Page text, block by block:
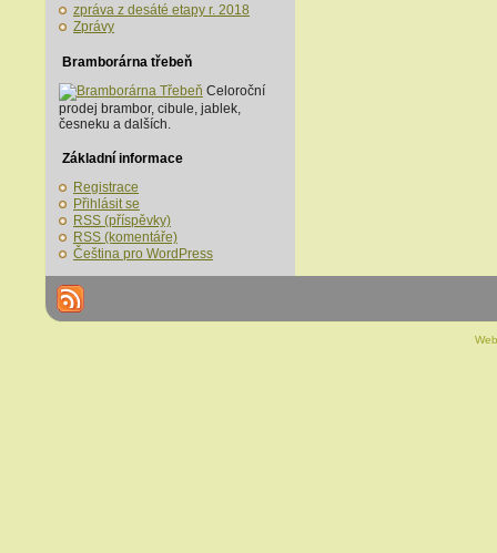
zpráva z desáté etapy r. 2018
Zprávy
Bramborárna třebeň
Celoroční
prodej brambor, cibule, jablek,
česneku a dalších.
Základní informace
Registrace
Přihlásit se
RSS (příspěvky)
RSS (komentáře)
Čeština pro WordPress